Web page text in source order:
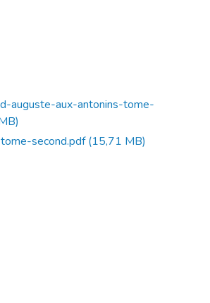
auguste-aux-antonins-tome-
second.pdf(15,71 MB)